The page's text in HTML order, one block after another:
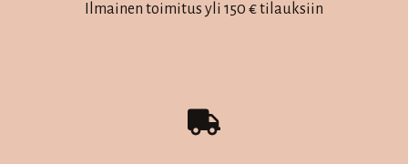
Ilmainen toimitus yli 150 € tilauksiin